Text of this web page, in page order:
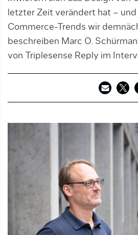
letzter Zeit verändert hat –
Commerce-Trends wir
beschreiben Marc O.
von Triplesense Reply im